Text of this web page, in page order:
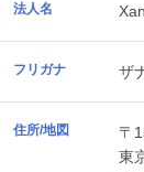
法人名
フリガナ ザ
住所/地図
〒
東